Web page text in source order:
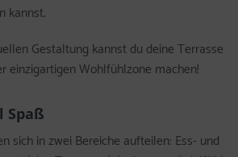
kannst.
Gestaltung kannst du deine Terrasse
einzigartigen Wohlfühlzone machen!
Spaß
sich in zwei Bereiche aufteilen: Ess- und